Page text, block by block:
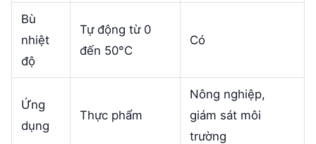
Bù
nhiệt
độ
Tự động từ 0
đến 50°C
Có
Ứng
dụng
Thực phẩm
Nông nghiệp,
giám sát môi
trường